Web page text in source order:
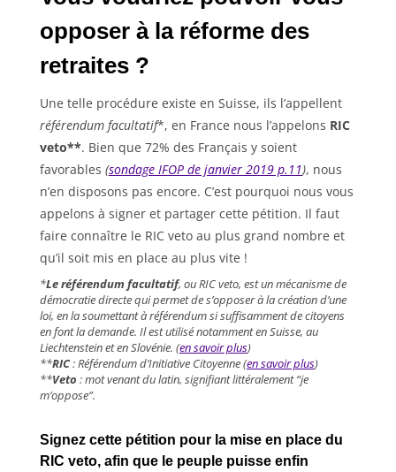
opposer à la réforme des
retraites ?
Une telle procédure existe en Suisse, ils l’appellent
référendum facultatif*, en France nous l’appelons RIC
veto**. Bien que 72% des Français y soient
favorables (sondage IFOP de janvier 2019 p.11), nous
n’en disposons pas encore. C’est pourquoi nous vous
appelons à signer et partager cette pétition. Il faut
faire connaître le RIC veto au plus grand nombre et
qu’il soit mis en place au plus vite !
*Le référendum facultatif, ou RIC veto, est un mécanisme de
démocratie directe qui permet de s’opposer à la création d’une
loi, en la soumettant à référendum si suffisamment de citoyens
en font la demande. Il est utilisé notamment en Suisse, au
Liechtenstein et en Slovénie. (en savoir plus)
**RIC: Référendum d’Initiative Citoyenne (en savoir plus)
**Veto : mot venant du latin, signifiant littéralement “je
m’oppose”.
Signez cette pétition pour la mise en place du
RIC veto, afin que le peuple puisse enfin